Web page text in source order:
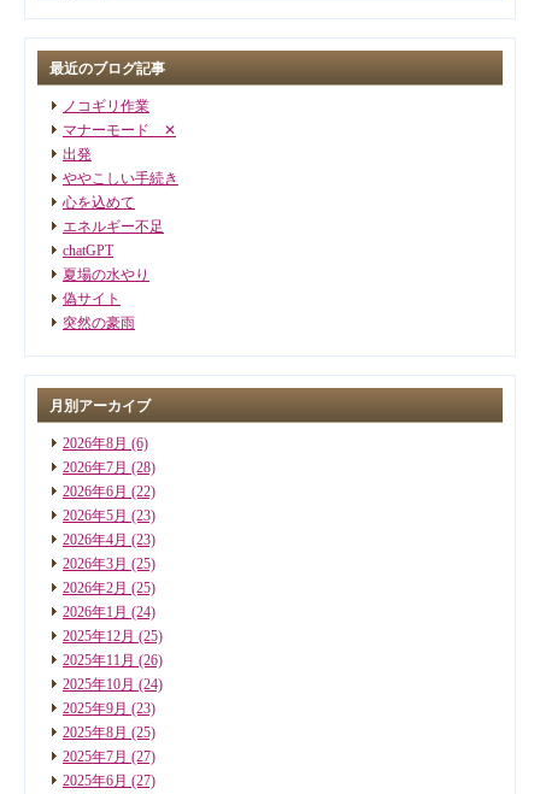
最近のブログ記事
ノコギリ作業
マナーモード ✕
出発
ややこしい手続き
心を込めて
エネルギー不足
chatGPT
夏場の水やり
偽サイト
突然の豪雨
月別アーカイブ
2026年8月 (6)
2026年7月 (28)
2026年6月 (22)
2026年5月 (23)
2026年4月 (23)
2026年3月 (25)
2026年2月 (25)
2026年1月 (24)
2025年12月 (25)
2025年11月 (26)
2025年10月 (24)
2025年9月 (23)
2025年8月 (25)
2025年7月 (27)
2025年6月 (27)